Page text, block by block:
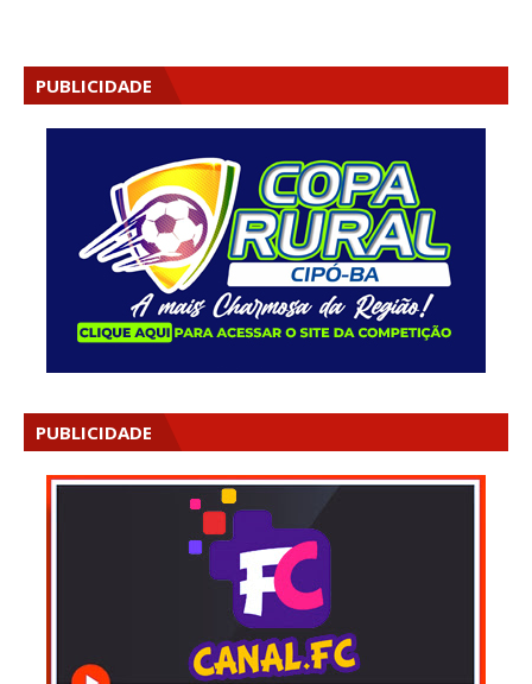
PUBLICIDADE
PUBLICIDADE